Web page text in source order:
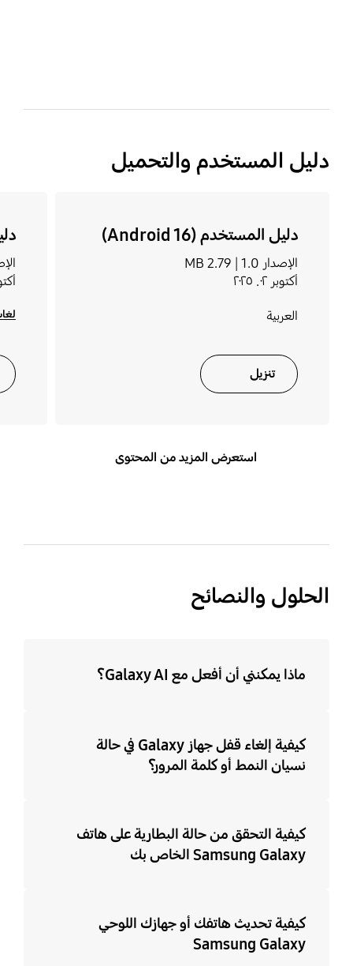
دليل المستخدم والتحميل
دليل المستخدم (Android 16)
الإصدار 1.0 |
2.79 MB
أكتوبر ٠٢. ٢٠٢٥
العربية
تنزيل
استعرض المزيد من المحتوى
الحلول والنصائح
ماذا يمكنني أن أفعل مع Galaxy AI؟
كيفية إلغاء قفل جهاز Galaxy في حالة
نسيان النمط أو كلمة المرور؟
كيفية التحقق من حالة البطارية على هاتف
Samsung Galaxy الخاص بك
كيفية تحديث هاتفك أو جهازك اللوحي
Samsung Galaxy